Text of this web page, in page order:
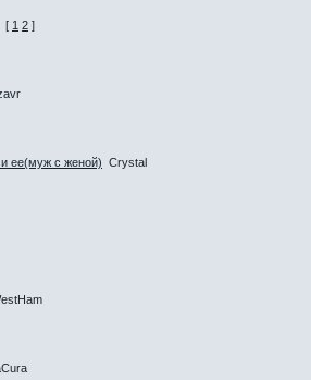
[ 1 2 ]
ее(муж с женой) Crystal